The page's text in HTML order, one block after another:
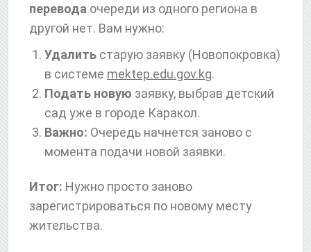
перевода очереди из одного региона в
другой нет. Вам нужно:
Удалить старую заявку (Новопокровка)
в системе mektep.edu.gov.kg.
Подать новую заявку, выбрав детский
сад уже в городе Каракол.
Важно: Очередь начнется заново с
момента подачи новой заявки.
Итог: Нужно просто заново
зарегистрироваться по новому месту
жительства.